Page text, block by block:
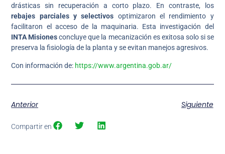
drásticas sin recuperación a corto plazo. En contraste, los
rebajes parciales y selectivos optimizaron el rendimiento y
facilitaron el acceso de la maquinaria. Esta investigación del
INTA Misionesconcluye que la mecanización es exitosa solo si se
preserva la fisiología de la planta y se evitan manejos agresivos.
Con información de: https://www.argentina.gob.ar/
Anterior Siguiente
Compartir en